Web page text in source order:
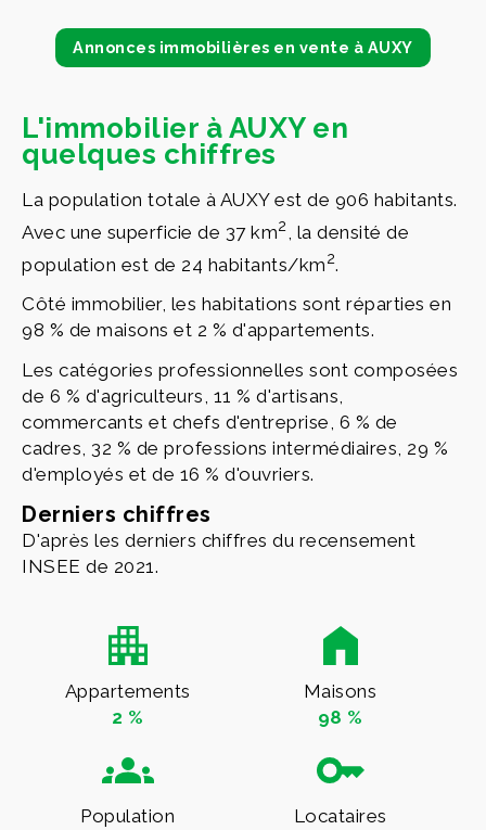
Annonces immobilières en vente à AUXY
L'immobilier à AUXY en
quelques chiffres
La population totale à AUXY est de 906 habitants.
Avec une superficie de 37 km2
, la densité de
population est de 24 habitants/km2.
Côté immobilier, les habitations sont réparties en
98 % de maisons et 2 % d'appartements.
Les catégories professionnelles sont composées
de 6 % d'agriculteurs, 11 % d'artisans,
commercants et chefs d'entreprise, 6 % de
cadres, 32 % de professions intermédiaires, 29 %
d'employés et de 16 % d'ouvriers.
Derniers chiffres
D'après les derniers chiffres du recensement
INSEE de 2021.
Appartements
2 %
Maisons
98 %
Population
Locataires